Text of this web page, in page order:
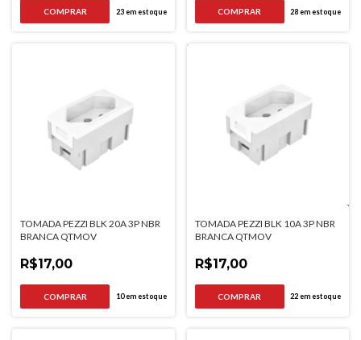
23em estoque 28em estoque
TOMADA PEZZI BLK 20A 3P NBR
BRANCA QTMOV
R$17,00
10em estoque
TOMADA PEZZI BLK 10A 3P NBR
BRANCA QTMOV
R$17,00
22em estoque